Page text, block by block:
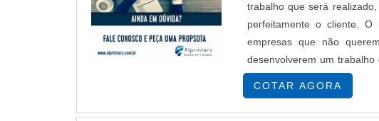
trabalho que será
perfeitamente o cliente.
empresas que não
desenvolverem um trabalho de
equipamentos digitais para
COTAR AGORA